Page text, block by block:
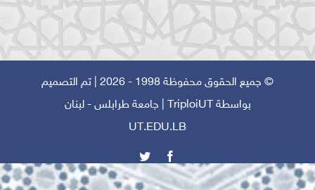
© جميع الحقوق محفوظة 1998 - 2026 | تم التصميم
بواسطة TriploiUT
| جامعة طرابلس - لبنان
UT.EDU.LB